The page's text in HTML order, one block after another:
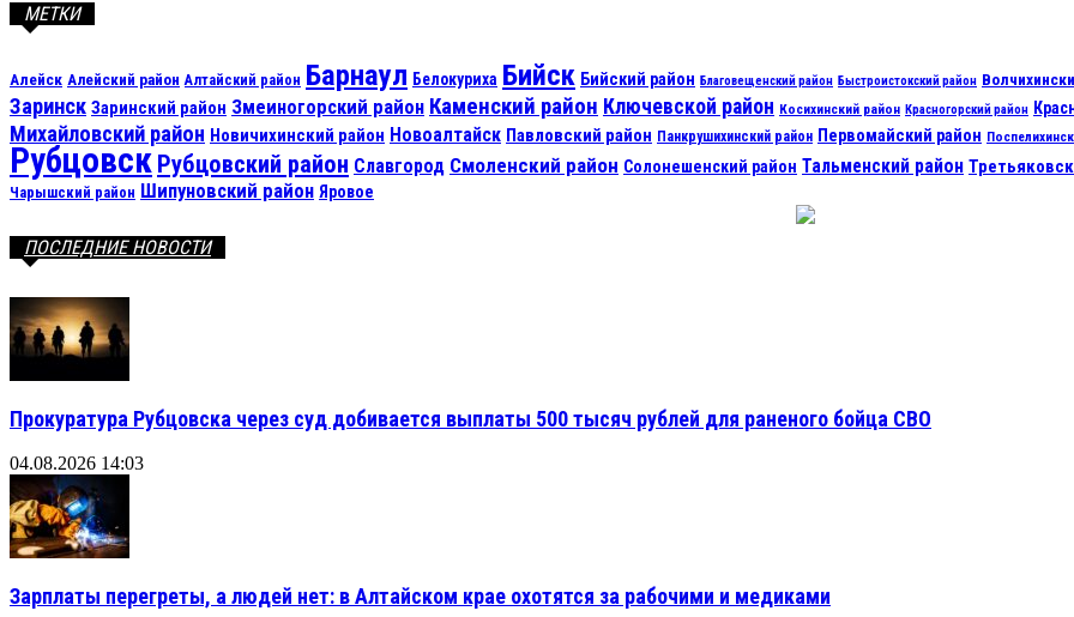
МЕТКИ
Алейск Алейский район Алтайский район Барнаул Белокуриха Бийск Бийский район Благовещенский район Быстроистокский район
Заринск Заринский район Змеиногорский район Каменский район Ключевской район Косихинский район Красногорский район
Михайловский район Новичихинский район Новоалтайск Павловский район Панкрушихинский район Первомайский район
Рубцовск Рубцовский район Славгород Смоленский район Солонешенский район Тальменский район
Чарышский район Шипуновский район Яровое
ПОСЛЕДНИЕ НОВОСТИ
Прокуратура Рубцовска через суд добивается выплаты 500 тысяч рублей для раненого бойца СВО
04.08.2026 14:03
Зарплаты перегреты, а людей нет: в Алтайском крае охотятся за рабочими и медиками